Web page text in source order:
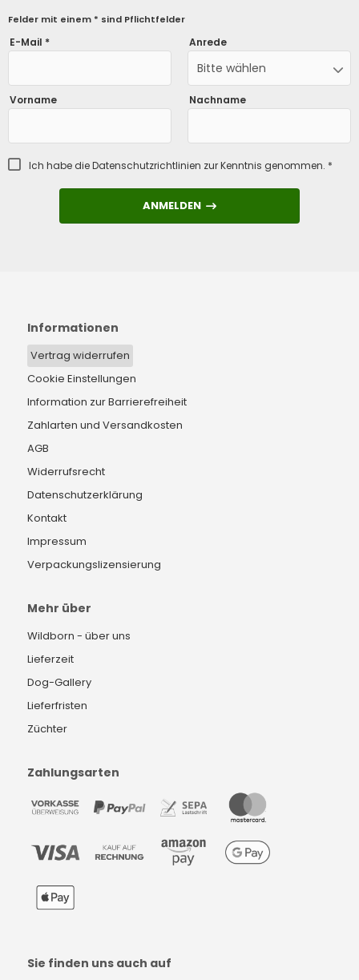
Felder mit einem * sind Pflichtfelder
E-Mail * Anrede
Bitte wählen
Vorname Nachname
Ich habe dieDatenschutzrichtlinien zur Kenntnis genommen. *
ANMELDEN
ANMELDEN
Informationen
Vertrag widerrufen
Cookie Einstellungen
Information zur Barrierefreiheit
Zahlarten und Versandkosten
AGB
Widerrufsrecht
Datenschutzerklärung
Kontakt
Impressum
Verpackungslizensierung
Mehr über
Wildborn - über uns
Lieferzeit
Dog-Gallery
Lieferfristen
Züchter
Zahlungsarten
Sie finden uns auch auf